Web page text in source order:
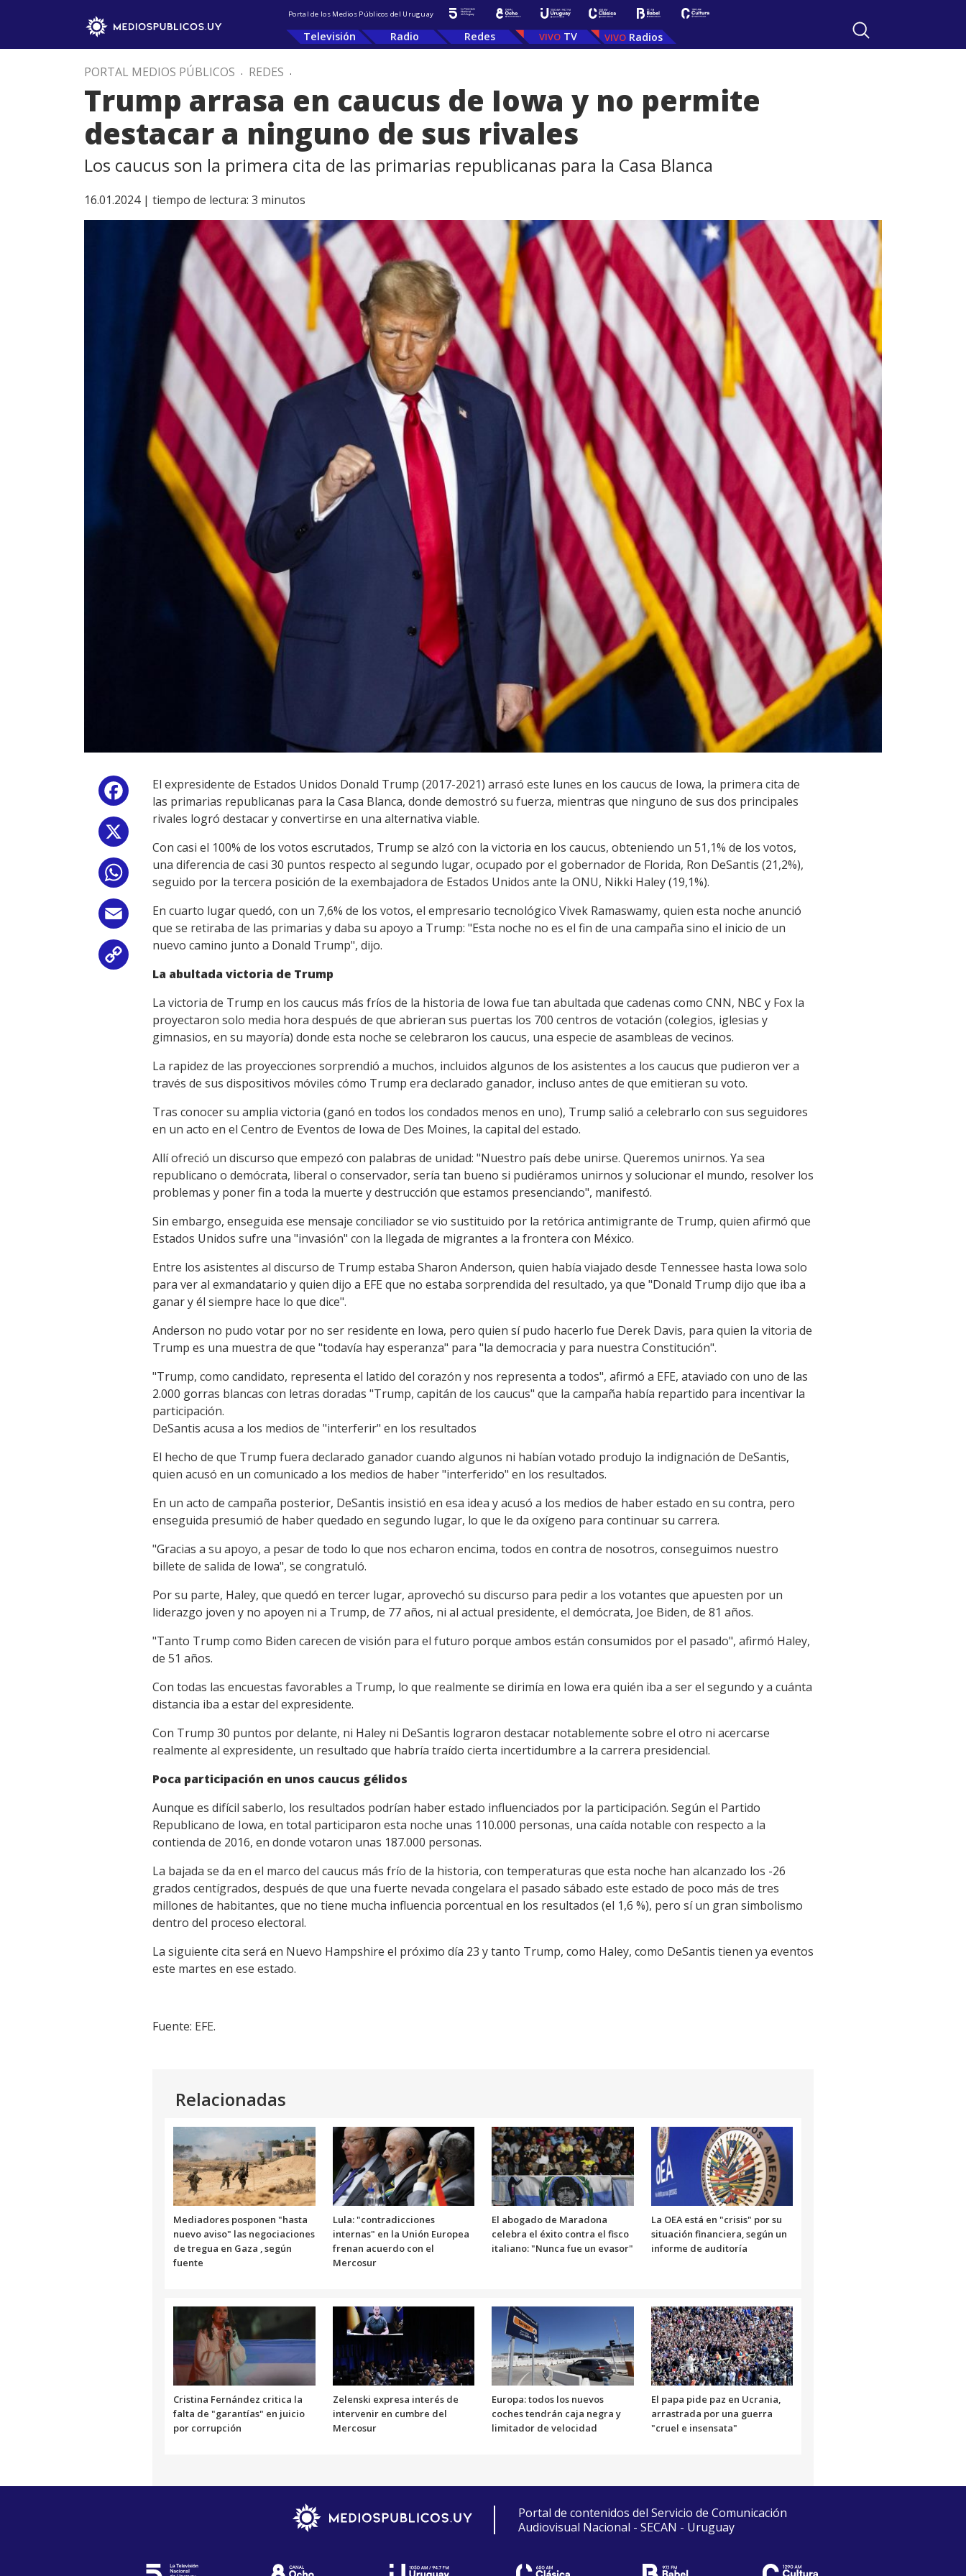
Portal de los Medios Públicos del Uruguay
Televisión Radio Redes TV Radios
PORTAL MEDIOS PÚBLICOS . REDES .
Trump arrasa en caucus de Iowa y no permite
destacar a ninguno de sus rivales
Los caucus son la primera cita de las primarias republicanas para la Casa Blanca
16.01.2024 | tiempo de lectura: 3 minutos
Facebook
WhatsApp
Email
El expresidente de Estados Unidos Donald Trump (2017-2021) arrasó este lunes en los caucus de Iowa, la primera cita de
las primarias republicanas para la Casa Blanca, donde demostró su fuerza, mientras que ninguno de sus dos principales
rivales logró destacar y convertirse en una alternativa viable.
Con casi el 100% de los votos escrutados, Trump se alzó con la victoria en los caucus, obteniendo un 51,1% de los votos,
una diferencia de casi 30 puntos respecto al segundo lugar, ocupado por el gobernador de Florida, Ron DeSantis (21,2%),
seguido por la tercera posición de la exembajadora de Estados Unidos ante la ONU, Nikki Haley (19,1%).
En cuarto lugar quedó, con un 7,6% de los votos, el empresario tecnológico Vivek Ramaswamy, quien esta noche anunció
que se retiraba de las primarias y daba su apoyo a Trump: "Esta noche no es el fin de una campaña sino el inicio de un
nuevo camino junto a Donald Trump", dijo.
La abultada victoria de Trump
La victoria de Trump en los caucus más fríos de la historia de Iowa fue tan abultada que cadenas como CNN, NBC y Fox la
proyectaron solo media hora después de que abrieran sus puertas los 700 centros de votación (colegios, iglesias y
gimnasios, en su mayoría) donde esta noche se celebraron los caucus, una especie de asambleas de vecinos.
La rapidez de las proyecciones sorprendió a muchos, incluidos algunos de los asistentes a los caucus que pudieron ver a
través de sus dispositivos móviles cómo Trump era declarado ganador, incluso antes de que emitieran su voto.
Tras conocer su amplia victoria (ganó en todos los condados menos en uno), Trump salió a celebrarlo con sus seguidores
en un acto en el Centro de Eventos de Iowa de Des Moines, la capital del estado.
Allí ofreció un discurso que empezó con palabras de unidad: "Nuestro país debe unirse. Queremos unirnos. Ya sea
republicano o demócrata, liberal o conservador, sería tan bueno si pudiéramos unirnos y solucionar el mundo, resolver los
problemas y poner fin a toda la muerte y destrucción que estamos presenciando", manifestó.
Sin embargo, enseguida ese mensaje conciliador se vio sustituido por la retórica antimigrante de Trump, quien afirmó que
Estados Unidos sufre una "invasión" con la llegada de migrantes a la frontera con México.
Entre los asistentes al discurso de Trump estaba Sharon Anderson, quien había viajado desde Tennessee hasta Iowa solo
para ver al exmandatario y quien dijo a EFE que no estaba sorprendida del resultado, ya que "Donald Trump dijo que iba a
ganar y él siempre hace lo que dice".
Anderson no pudo votar por no ser residente en Iowa, pero quien sí pudo hacerlo fue Derek Davis, para quien la vitoria de
Trump es una muestra de que "todavía hay esperanza" para "la democracia y para nuestra Constitución".
"Trump, como candidato, representa el latido del corazón y nos representa a todos", afirmó a EFE, ataviado con uno de las
2.000 gorras blancas con letras doradas "Trump, capitán de los caucus" que la campaña había repartido para incentivar la
participación.
DeSantis acusa a los medios de "interferir" en los resultados
El hecho de que Trump fuera declarado ganador cuando algunos ni habían votado produjo la indignación de DeSantis,
quien acusó en un comunicado a los medios de haber "interferido" en los resultados.
En un acto de campaña posterior, DeSantis insistió en esa idea y acusó a los medios de haber estado en su contra, pero
enseguida presumió de haber quedado en segundo lugar, lo que le da oxígeno para continuar su carrera.
"Gracias a su apoyo, a pesar de todo lo que nos echaron encima, todos en contra de nosotros, conseguimos nuestro
billete de salida de Iowa", se congratuló.
Por su parte, Haley, que quedó en tercer lugar, aprovechó su discurso para pedir a los votantes que apuesten por un
liderazgo joven y no apoyen ni a Trump, de 77 años, ni al actual presidente, el demócrata, Joe Biden, de 81 años.
"Tanto Trump como Biden carecen de visión para el futuro porque ambos están consumidos por el pasado", afirmó Haley,
de 51 años.
Con todas las encuestas favorables a Trump, lo que realmente se dirimía en Iowa era quién iba a ser el segundo y a cuánta
distancia iba a estar del expresidente.
Con Trump 30 puntos por delante, ni Haley ni DeSantis lograron destacar notablemente sobre el otro ni acercarse
realmente al expresidente, un resultado que habría traído cierta incertidumbre a la carrera presidencial.
Poca participación en unos caucus gélidos
Aunque es difícil saberlo, los resultados podrían haber estado influenciados por la participación. Según el Partido
Republicano de Iowa, en total participaron esta noche unas 110.000 personas, una caída notable con respecto a la
contienda de 2016, en donde votaron unas 187.000 personas.
La bajada se da en el marco del caucus más frío de la historia, con temperaturas que esta noche han alcanzado los -26
grados centígrados, después de que una fuerte nevada congelara el pasado sábado este estado de poco más de tres
millones de habitantes, que no tiene mucha influencia porcentual en los resultados (el 1,6 %), pero sí un gran simbolismo
dentro del proceso electoral.
La siguiente cita será en Nuevo Hampshire el próximo día 23 y tanto Trump, como Haley, como DeSantis tienen ya eventos
este martes en ese estado.
Fuente: EFE.
Relacionadas
Mediadores posponen "hasta
nuevo aviso" las negociaciones
de tregua en Gaza , según
fuente
Lula: "contradicciones
internas" en la Unión Europea
frenan acuerdo con el
Mercosur
El abogado de Maradona
celebra el éxito contra el fisco
italiano: "Nunca fue un evasor"
La OEA está en "crisis" por su
situación financiera, según un
informe de auditoría
Cristina Fernández critica la
falta de "garantías" en juicio
por corrupción
Zelenski expresa interés de
intervenir en cumbre del
Mercosur
Europa: todos los nuevos
coches tendrán caja negra y
limitador de velocidad
El papa pide paz en Ucrania,
arrastrada por una guerra
"cruel e insensata"
Portal de contenidos del Servicio de Comunicación
Audiovisual Nacional - SECAN - Uruguay